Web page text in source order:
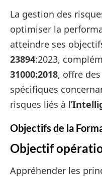
La gestion des
optimiser la
atteindre ses
23894:2023,
31000:2018, offre
spécifiques
risques liés à l’
Objectifs de la
Objectif
Appréhender les